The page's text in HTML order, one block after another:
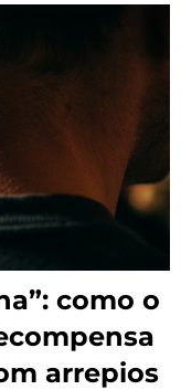
como o
arrepios